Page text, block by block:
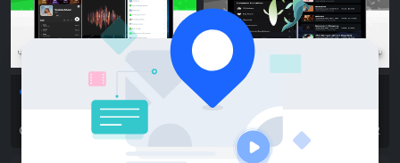
投资理财
【音乐刷单】运营版海外多语
言音乐刷单抢单源码去后门版/
连单卡单/叠加组规则/打针
刷单
【投资理财】JKBX海外音乐抢
单源码/前端vue编译后+后端P
11 月前 142